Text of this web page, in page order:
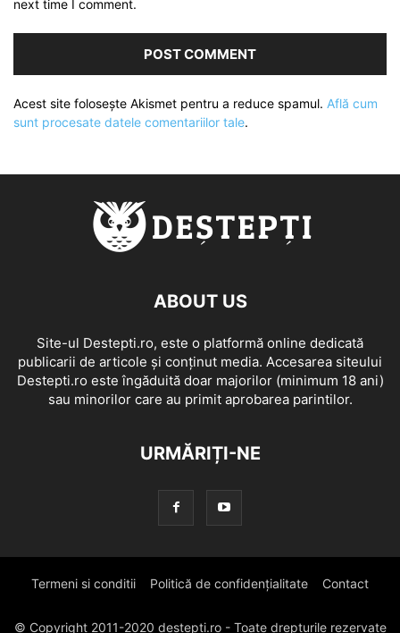
next time I comment.
Acest site folosește Akismet pentru a reduce spamul. Află cum
sunt procesate datele comentariilor tale.
ABOUT US
Site-ul Destepti.ro, este o platformă online dedicată
publicarii de articole și conținut media. Accesarea siteului
Destepti.ro este îngăduită doar majorilor (minimum 18 ani)
sau minorilor care au primit aprobarea parintilor.
URMĂRIȚI-NE
Termeni si conditii Politică de confidențialitate Contact
© Copyright 2011-2020 destepti.ro - Toate drepturile rezervate